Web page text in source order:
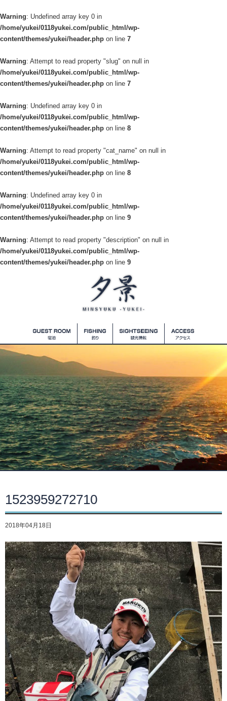
Warning: Undefined array key 0 in
/home/yukei/0118yukei.com/public_html/wp-
content/themes/yukei/header.php on line 7
Warning: Attempt to read property "slug" on null in
/home/yukei/0118yukei.com/public_html/wp-
content/themes/yukei/header.php on line 7
Warning: Undefined array key 0 in
/home/yukei/0118yukei.com/public_html/wp-
content/themes/yukei/header.php on line 8
Warning: Attempt to read property "cat_name" on null in
/home/yukei/0118yukei.com/public_html/wp-
content/themes/yukei/header.php on line 8
Warning: Undefined array key 0 in
/home/yukei/0118yukei.com/public_html/wp-
content/themes/yukei/header.php on line 9
Warning: Attempt to read property "description" on null in
/home/yukei/0118yukei.com/public_html/wp-
content/themes/yukei/header.php on line 9
1523959272710
2018年04月18日